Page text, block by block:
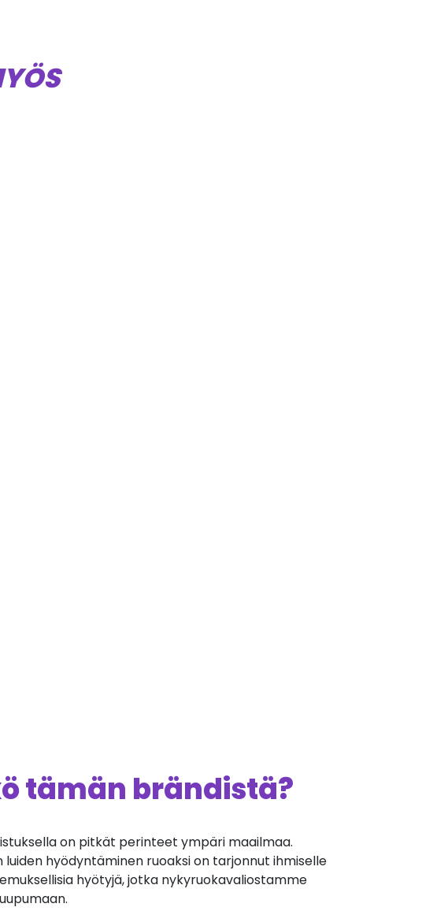
tämän brändistä?
on pitkät perinteet ympäri maailmaa.
luiden hyödyntäminen ruoaksi on tarjonnut ihmiselle
hyötyjä, jotka nykyruokavaliostamme